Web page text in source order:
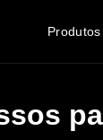
Produtos